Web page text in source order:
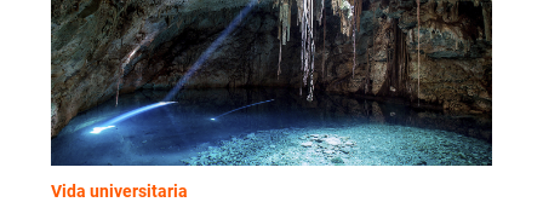
Vida universitaria